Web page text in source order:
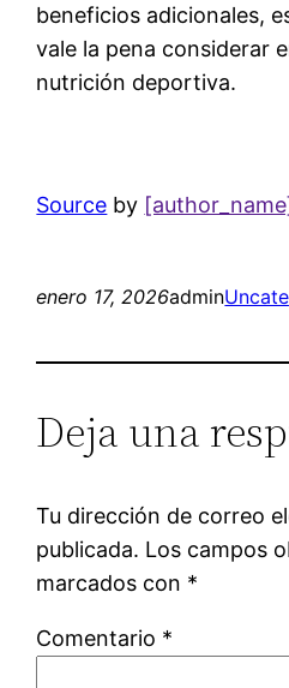
beneficios adicionales,
vale la pena considerar
nutrición deportiva.
Source by
enero 17, 2026admin
Deja una
Tu dirección de correo
publicada. Los campos
marcados con *
Comentario *